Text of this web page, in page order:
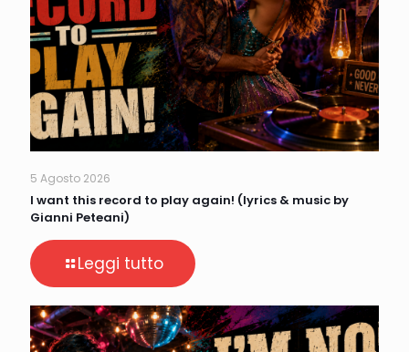
5 Agosto 2026
I want this record to play again! (lyrics & music by
Gianni Peteani)
Leggi tutto